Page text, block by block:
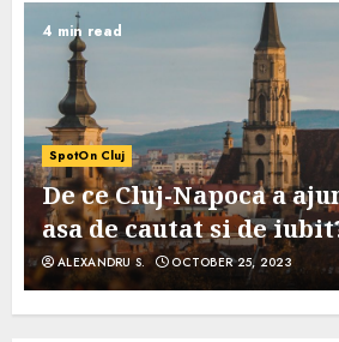
4 min read
SpotOn Cluj
De ce Cluj-Napoca a
asa de cautat si de
ALEXANDRU S. OCTOBER 25, 2023